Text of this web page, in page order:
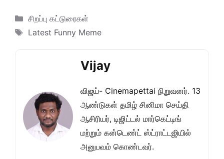
Categories
சிறப்பு கட்டுரைகள்
Tags
Latest Funny Meme
Vijay
விஜய்- Cinemapettai நிறுவனர். 13
ஆண்டுகள் தமிழ் சினிமா செய்தி
ஆசிரியர், டிஜிட்டல் மார்கெட்டிங்
மற்றும் கன்டெண்ட் ஸ்ட்ராட்டஜியில்
அனுபவம் கொண்டவர்.